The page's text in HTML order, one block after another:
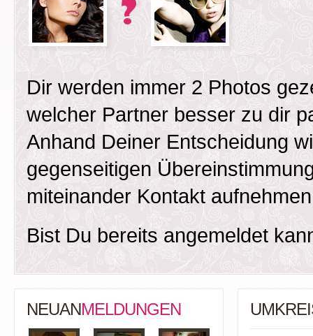
Dir werden immer 2 Photos
welcher Partner besser zu dir
Anhand Deiner Entscheidung
gegenseitigen
miteinander Kontakt
Bist Du bereits angemeldet
NEUANMELDUNGEN